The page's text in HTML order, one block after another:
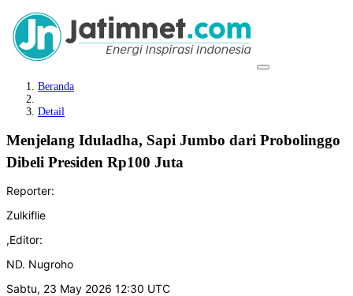
Beranda
Detail
Menjelang Iduladha, Sapi Jumbo dari Probolinggo
Dibeli Presiden Rp100 Juta
Reporter:
Zulkiflie
,Editor:
ND. Nugroho
Sabtu, 23 May 2026 12:30 UTC